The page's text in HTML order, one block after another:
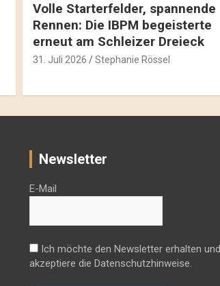
Volle Starterfelder, spannende
Rennen: Die IBPM begeisterte
erneut am Schleizer Dreieck
31. Juli 2026 Stephanie Rössel
Newsletter
E-Mail
Ich möchte den Newsletter erhalten und
akzeptiere die Datenschutzhinweise.